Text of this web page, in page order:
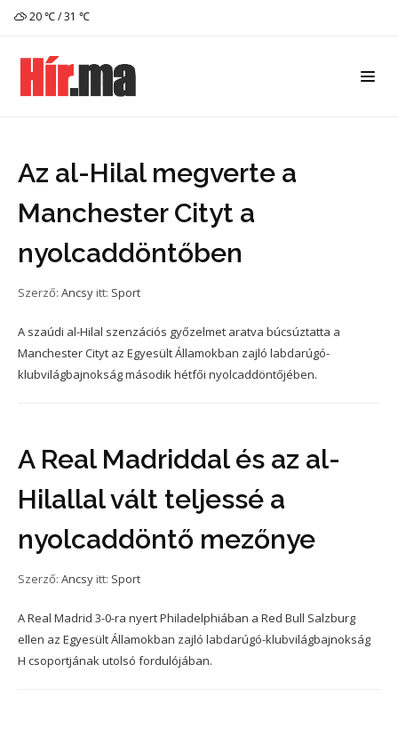
20 ℃ / 31 ℃
Az al-Hilal megverte a
Manchester Cityt a
nyolcaddöntőben
Szerző: Ancsy itt: Sport
A szaúdi al-Hilal szenzációs győzelmet aratva búcsúztatta a
Manchester Cityt az Egyesült Államokban zajló labdarúgó-
klubvilágbajnokság második hétfői nyolcaddöntőjében.
A Real Madriddal és az al-
Hilallal vált teljessé a
nyolcaddöntő mezőnye
Szerző: Ancsy itt: Sport
A Real Madrid 3-0-ra nyert Philadelphiában a Red Bull Salzburg
ellen az Egyesült Államokban zajló labdarúgó-klubvilágbajnokság
H csoportjának utolsó fordulójában.